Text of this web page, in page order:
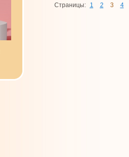
Страницы: 1 2 3 4